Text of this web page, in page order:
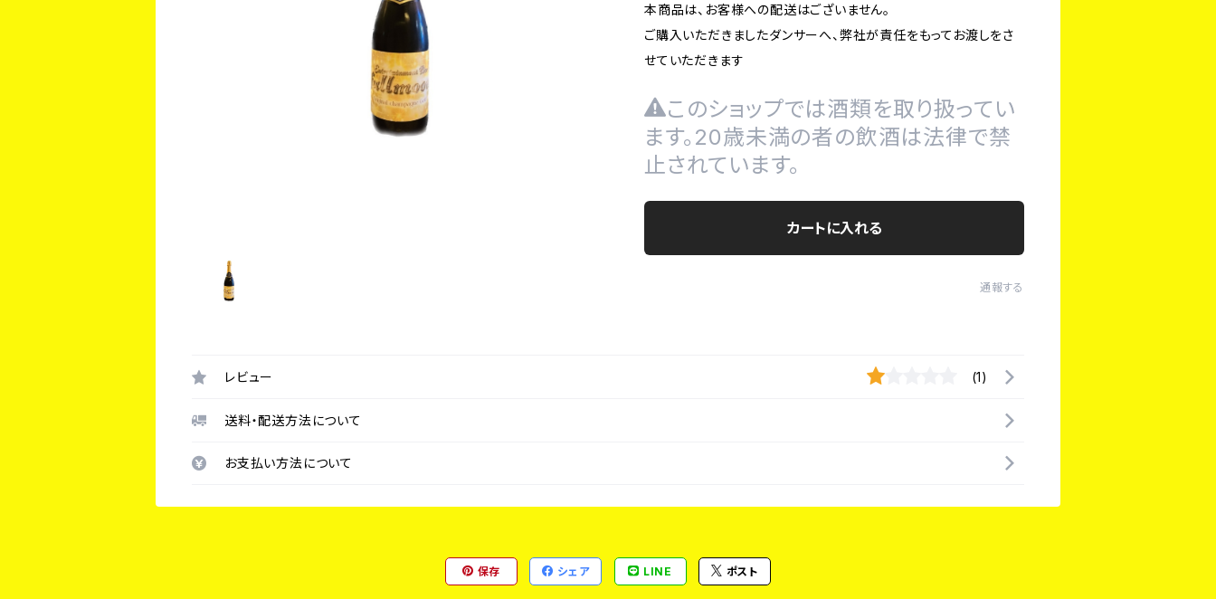
本商品は、お客様への配送はございません。
ご購入いただきましたダンサーへ、弊社が責任をもってお渡しをさ
せていただきます
このショップでは酒類を取り扱ってい
ます。20歳未満の者の飲酒は法律で禁
止されています。
カートに入れる
通報する
レビュー (1)
送料・配送方法について
お支払い方法について
保存 シェア LINE ポスト